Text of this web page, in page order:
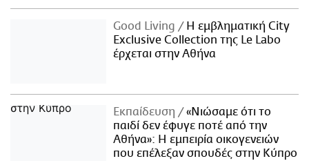
Good Living
Η εμβληματική City
Exclusive Collection της Le Labo
έρχεται στην Αθήνα
Εκπαίδευση
«Νιώσαμε ότι το
παιδί δεν έφυγε ποτέ από την
Αθήνα»: Η εμπειρία οικογενειών
που επέλεξαν σπουδές στην Κύπρο